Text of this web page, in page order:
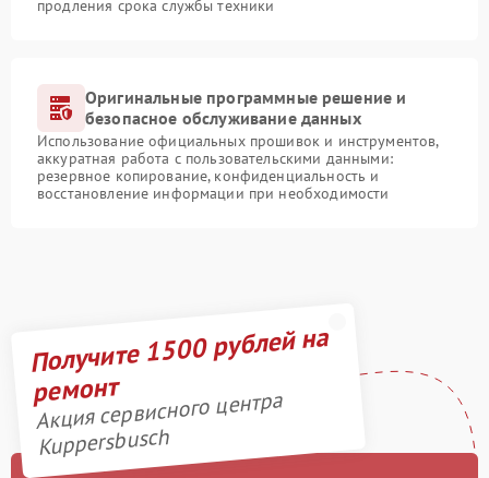
продления срока службы техники
Оригинальные программные решение и
безопасное обслуживание данных
Использование официальных прошивок и инструментов,
аккуратная работа с пользовательскими данными:
резервное копирование, конфиденциальность и
восстановление информации при необходимости
Получите 1500 рублей на
ремонт
Акция сервисного центра
Kuppersbusch